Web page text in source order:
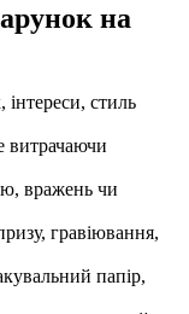
на
інтереси, стиль
витрачаючи
вражень чи
гравіювання,
папір,